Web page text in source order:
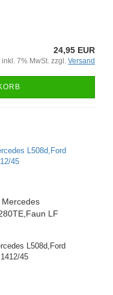
24,95 EUR
inkl. 7% MwSt. zzgl. Versand
LF
L508d,Ford
45